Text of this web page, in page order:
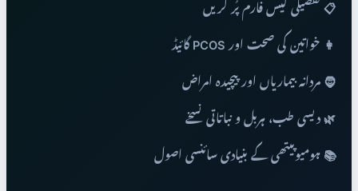
📋 تفصیلی کیس فارم پُر کریں
👩 خواتین کی صحت اور PCOS گائیڈ
🧔 مردانہ بیماریاں اور پیچیدہ امراض
🌿 دیسی طب، ہربل و نباتاتی نسخے
📚 ہومیوپیتھی کے بنیادی سائنسی اصول